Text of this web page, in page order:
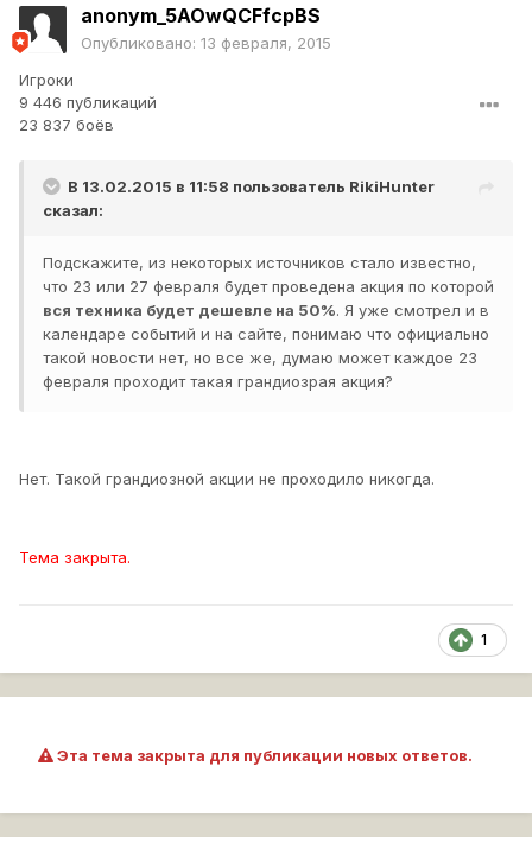
anonym_5AOwQCFfcpBS
Опубликовано: 13 февраля, 2015
Игроки
9 446 публикаций
23 837 боёв
В 13.02.2015 в 11:58 пользователь RikiHunter
сказал:
Подскажите, из некоторых источников стало известно,
что 23 или 27 февраля будет проведена акция по которой
вся техника будет дешевле на 50%. Я уже смотрел и в
календаре событий и на сайте, понимаю что официально
такой новости нет, но все же, думаю может каждое 23
февраля проходит такая грандиозрая акция?
Нет. Такой грандиозной акции не проходило никогда.
Тема закрыта.
1
Эта тема закрыта для публикации новых ответов.